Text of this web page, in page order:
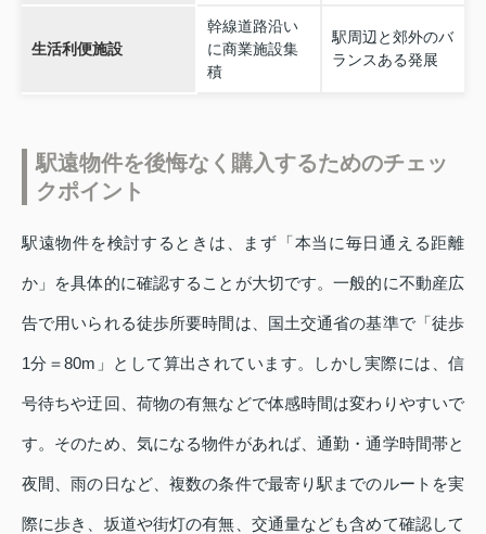
生活利便施設
幹線道路沿い
に商業施設集
積
駅周辺と郊外のバ
ランスある発展
駅遠物件を後悔なく購入するためのチェッ
クポイント
駅遠物件を検討するときは、まず「本当に毎日通える距離
か」を具体的に確認することが大切です。一般的に不動産広
告で用いられる徒歩所要時間は、国土交通省の基準で「徒歩
1分＝80m」として算出されています。しかし実際には、信
号待ちや迂回、荷物の有無などで体感時間は変わりやすいで
す。そのため、気になる物件があれば、通勤・通学時間帯と
夜間、雨の日など、複数の条件で最寄り駅までのルートを実
際に歩き、坂道や街灯の有無、交通量なども含めて確認して